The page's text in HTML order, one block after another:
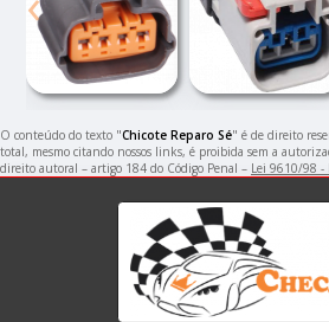
O conteúdo do texto "Chicote Reparo Sé" é de direito
total, mesmo citando nossos links, é proibida sem a
direito autoral – artigo 184 do Código Penal – Lei 9610/98 -